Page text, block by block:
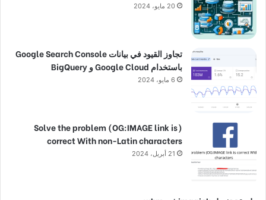
20 مايو، 2024
تجاوز القيود في بيانات Google Search Console
باستخدام Google Cloud و BigQuery
6 مايو، 2024
(Solve the problem (OG:IMAGE link is
correct With non-Latin characters
21 أبريل، 2024